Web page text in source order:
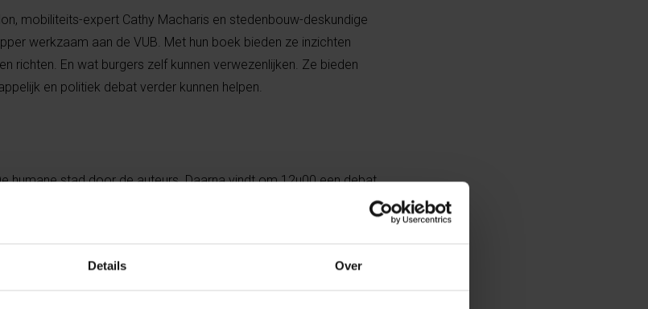
Details Over
mobiliteits-expert Cathy Macharis en stedenbouw-deskundige
werkzaam aan de VUB. Met hun boek bieden ze inzichten
richten. En wat burgers zelf kunnen verwezenlijken. Ze bieden
en politiek debat verder kunnen helpen.
humane stad door de auteurs. Daarna vindt om 12u00 een debat
conferentie The Human City, dat zich richt op de rol van burgers